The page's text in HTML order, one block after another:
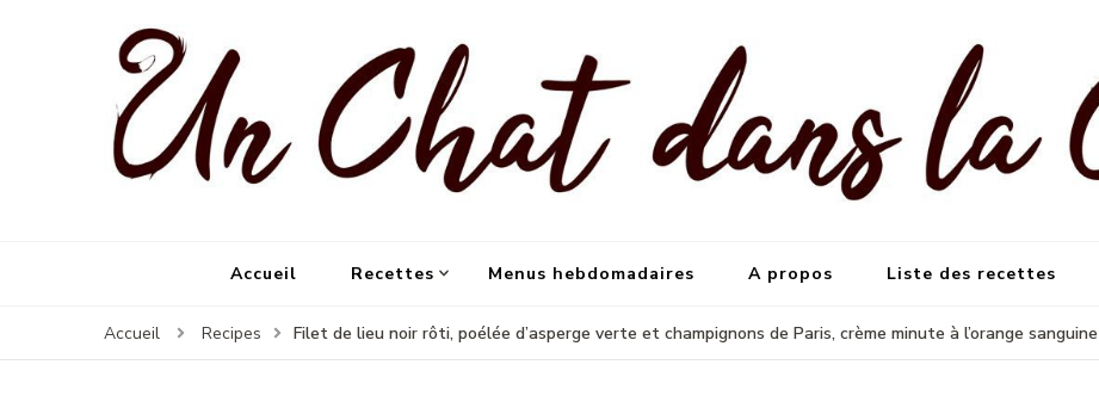
Accueil Recettes Menus hebdomadaires A propos Liste des recettes
Accueil Recipes Filet de lieu noir rôti, poélée d’asperge verte et champignons de Paris, crème minute à l’orange sanguine